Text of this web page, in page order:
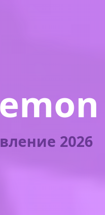
2026